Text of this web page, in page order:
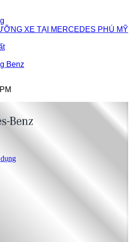
XE TẠI MERCEDES PHÚ MỸ
Benz